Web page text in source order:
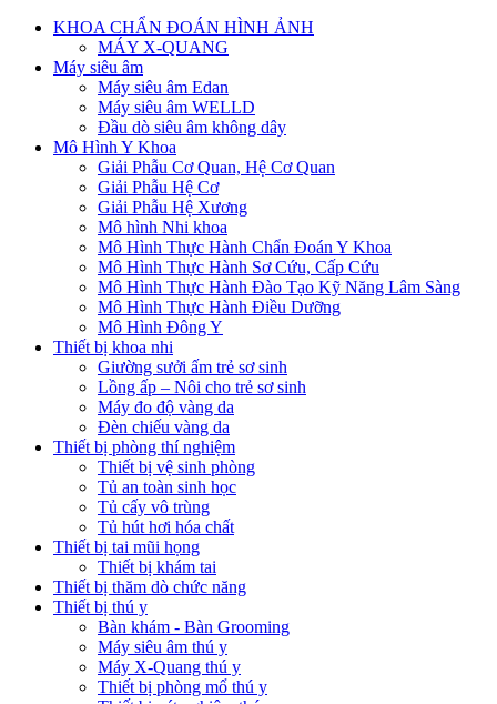
KHOA CHẨN ĐOÁN HÌNH ẢNH
MÁY X-QUANG
Máy siêu âm
Máy siêu âm Edan
Máy siêu âm WELLD
Đầu dò siêu âm không dây
Mô Hình Y Khoa
Giải Phẫu Cơ Quan, Hệ Cơ Quan
Giải Phẫu Hệ Cơ
Giải Phẫu Hệ Xương
Mô hình Nhi khoa
Mô Hình Thực Hành Chẩn Đoán Y Khoa
Mô Hình Thực Hành Sơ Cứu, Cấp Cứu
Mô Hình Thực Hành Đào Tạo Kỹ Năng Lâm Sàng
Mô Hình Thực Hành Điều Dưỡng
Mô Hình Đông Y
Thiết bị khoa nhi
Giường sưởi ấm trẻ sơ sinh
Lồng ấp – Nôi cho trẻ sơ sinh
Máy đo độ vàng da
Đèn chiếu vàng da
Thiết bị phòng thí nghiệm
Thiết bị vệ sinh phòng
Tủ an toàn sinh học
Tủ cấy vô trùng
Tủ hút hơi hóa chất
Thiết bị tai mũi họng
Thiết bị khám tai
Thiết bị thăm dò chức năng
Thiết bị thú y
Bàn khám - Bàn Grooming
Máy siêu âm thú y
Máy X-Quang thú y
Thiết bị phòng mổ thú y